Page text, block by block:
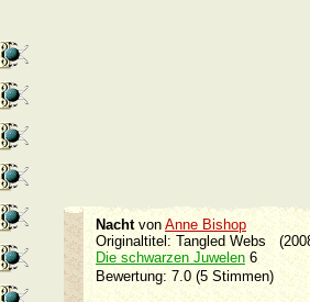
NachtvonAnne Bishop
Originaltitel: Tangled Webs
Die schwarzen Juwelen 6
Bewertung: 7.0 (5 Stimmen)